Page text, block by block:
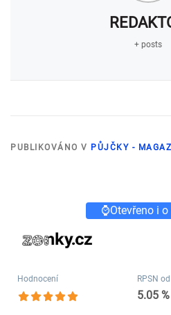
+ posts
PUBLIKOVÁNO V PŮJČKY -
⌚Otevřeno i
Hodnocení RPSN od
5.05 %